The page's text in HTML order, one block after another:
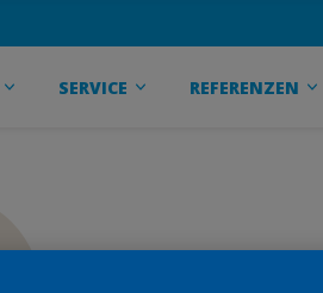
SERVICE REFERENZEN